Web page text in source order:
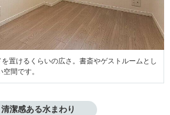
置けるくらいの広さ。書斎やゲストルームとし
間です。
清潔感ある水まわり